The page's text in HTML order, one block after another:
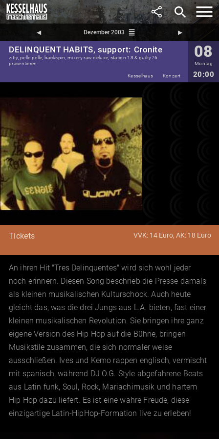
search
◀︎ Dezember 2003 reorder ▶︎
DELINQUENT HABITS, support: Cronite
zitty, pelle pelle, backspin, mixery raw deluxe, station 13 & guilty76
präsentieren
08
Montag
20:00
Kesselhaus Konzert
Tickets VVK: 14 Euro, AK: 18 Euro
An ihren Hit "Tres Delinquentes" wird sich wohl jeder
noch erinnern. Diesen Song beschrieb die Presse damals
als kleinen musikalischen Kulturschock. Auch heute
gleicht das, was die drei Jungs aus L.A. bieten, fast einer
kleinen musikalischen Revolution. Sie bringen ihre ganz
eigene Version des Hip Hop auf die Bühne, bringen
Musikstile zusammen, die sich normaler weise
ausschließen. Ives und Kemo rappen englisch, vermischt
mit spanisch, während DJ O.G. Style abgefahrene Beats
aus Latin funk, Soul, Rock, Mariachimusik und hartem
Hip Hop dazu liefert. Es ist eine wahre Freude, diese
einzigartige Latin-HipHop-Formation live zu erleben!